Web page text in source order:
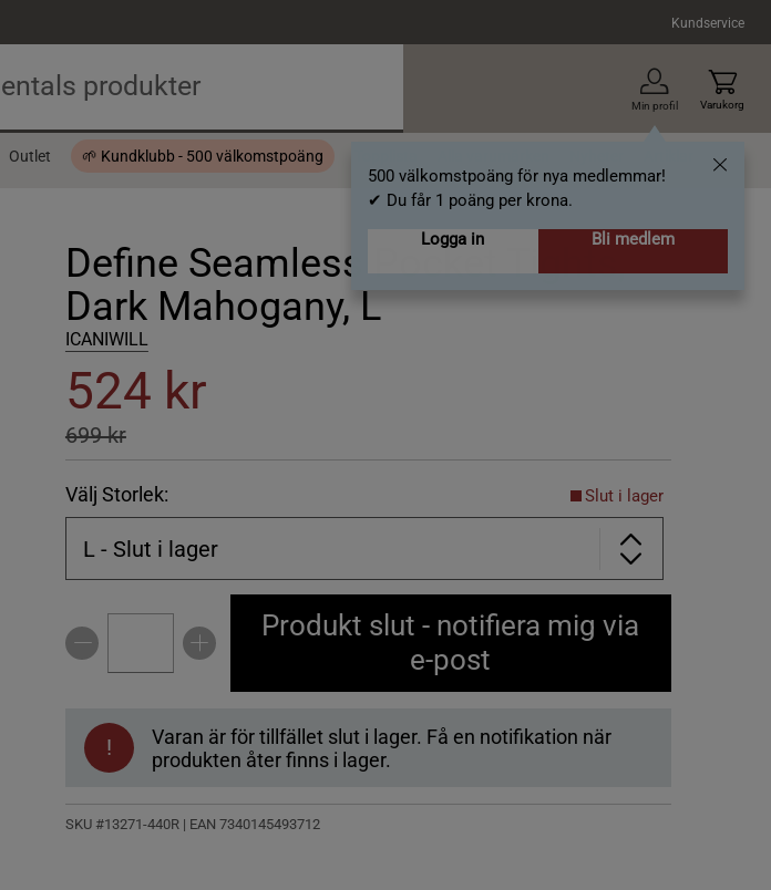
Kundservice
Min profil
500 välkomstpoäng för nya medlemmar!
✔ Du får 1 poäng per krona.
Logga in
Bli medlem
Varukorg
Outlet 🌱 Kundklubb - 500 välkomstpoäng
Define Seamless Pocket Tights,
Dark Mahogany, L
ICANIWILL
524 kr
699 kr
Välj Storlek: Slut i lager
L - Slut i lager
Produkt slut - notifiera mig via
e-post
!
Varan är för tillfället slut i lager. Få en notifikation när
produkten åter finns i lager.
SKU #13271-440R | EAN 7340145493712